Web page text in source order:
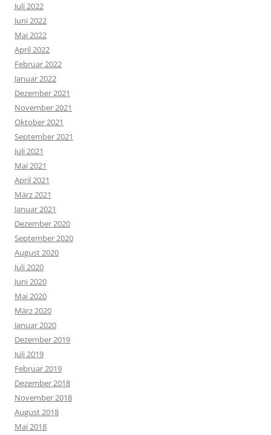
Juli 2022
Juni 2022
Mai 2022
April 2022
Februar 2022
Januar 2022
Dezember 2021
November 2021
Oktober 2021
September 2021
Juli 2021
Mai 2021
April 2021
März 2021
Januar 2021
Dezember 2020
September 2020
August 2020
Juli 2020
Juni 2020
Mai 2020
März 2020
Januar 2020
Dezember 2019
Juli 2019
Februar 2019
Dezember 2018
November 2018
August 2018
Mai 2018